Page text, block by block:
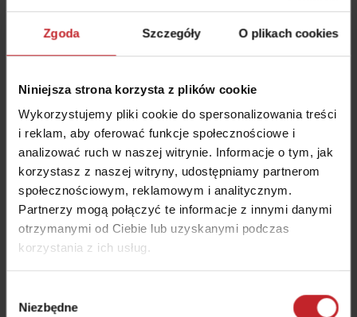
Zgoda Szczegóły O plikach cookies
Niniejsza strona korzysta z plików cookie
Wykorzystujemy pliki cookie do spersonalizowania treści
i reklam, aby oferować funkcje społecznościowe i
analizować ruch w naszej witrynie. Informacje o tym, jak
korzystasz z naszej witryny, udostępniamy partnerom
społecznościowym, reklamowym i analitycznym.
Partnerzy mogą połączyć te informacje z innymi danymi
otrzymanymi od Ciebie lub uzyskanymi podczas
korzystania z ich usług.
zgody
Niezbędne
Pagórkowaty teren
Inspire 1200C/S wyposażono w aktywny system
nacisku, który reaguje na zmiany nachylenia
terenu. Niezależnie od tego, czy maszyna znajduje
się na wzniesieniu, czy w zagłębieniu, system
precyzyjne umieszczenie nasion.